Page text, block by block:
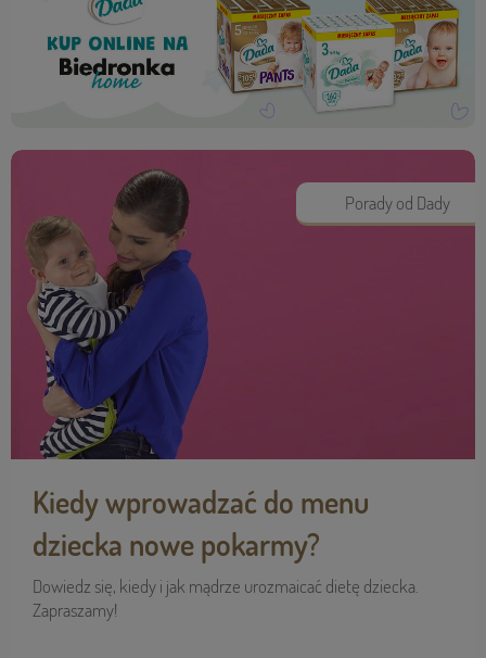
Porady od Dady
Kiedy wprowadzać do menu
dziecka nowe pokarmy?
Dowiedz się, kiedy i jak mądrze urozmaicać dietę dziecka.
Zapraszamy!